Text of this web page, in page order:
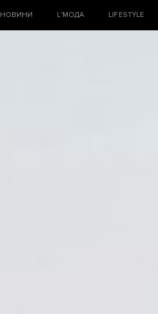
НОВИНИ L’МОДА LIFESTYLE